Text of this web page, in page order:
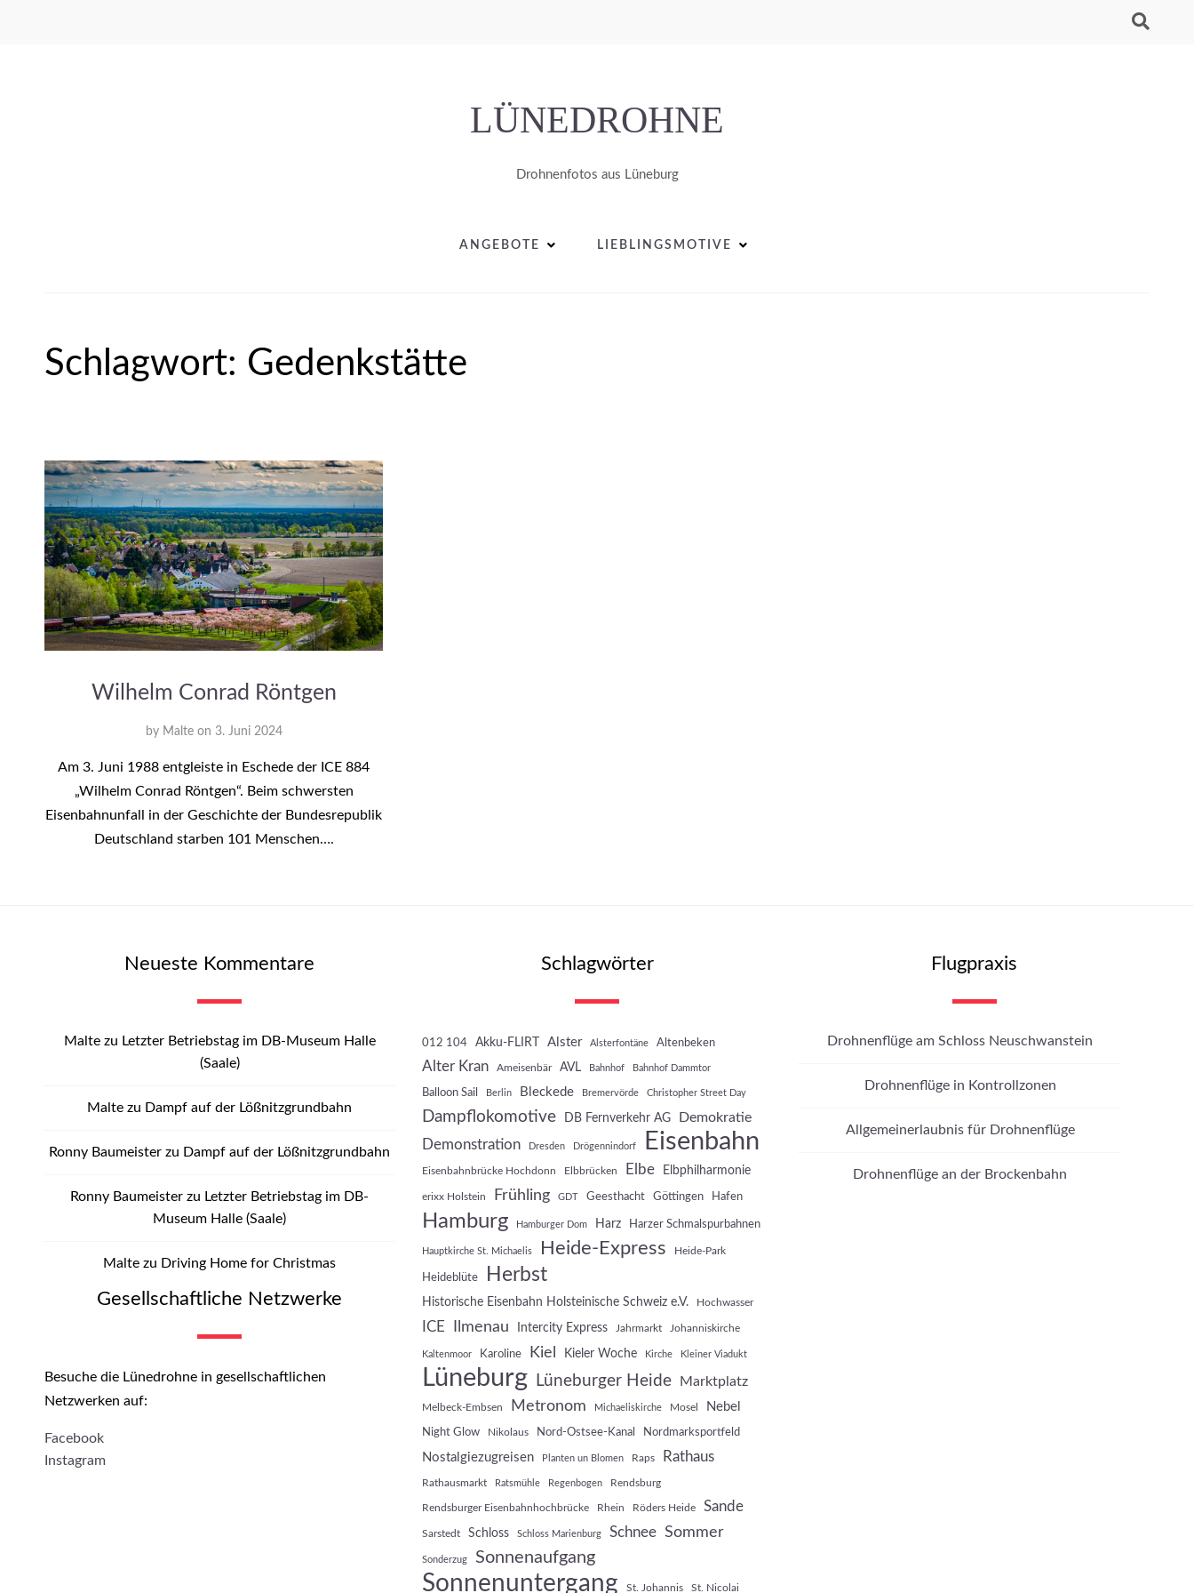
LÜNEDROHNE
Drohnenfotos aus Lüneburg
ANGEBOTE LIEBLINGSMOTIVE
Schlagwort: Gedenkstätte
Wilhelm Conrad Röntgen
by Malte on 3. Juni 2024
Am 3. Juni 1988 entgleiste in Eschede der ICE 884
„Wilhelm Conrad Röntgen“. Beim schwersten
Eisenbahnunfall in der Geschichte der Bundesrepublik
Deutschland starben 101 Menschen….
Neueste Kommentare
Maltezu Letzter Betriebstag im DB-Museum Halle
(Saale)
Malte zu Dampf auf der Lößnitzgrundbahn
Ronny Baumeister zu Dampf auf der Lößnitzgrundbahn
Ronny Baumeister zu Letzter Betriebstag im DB-
Museum Halle (Saale)
Malte zu Driving Home for Christmas
Gesellschaftliche Netzwerke
Besuche die Lünedrohne in gesellschaftlichen
Netzwerken auf:
Facebook
Instagram
Schlagwörter
012 104 Akku-FLIRT Alster Alsterfontäne Altenbeken
Alter Kran Ameisenbär AVL Bahnhof Bahnhof Dammtor
Balloon Sail Berlin Bleckede Bremervörde Christopher Street Day
Dampflokomotive DB Fernverkehr AG Demokratie
Demonstration Dresden Drögennindorf Eisenbahn
Eisenbahnbrücke Hochdonn Elbbrücken Elbe Elbphilharmonie
erixx Holstein Frühling GDT Geesthacht Göttingen Hafen
Hamburg Hamburger Dom Harz Harzer Schmalspurbahnen
Hauptkirche St. Michaelis Heide-Express Heide-Park
Heideblüte Herbst
Historische Eisenbahn Holsteinische Schweiz e.V. Hochwasser
ICE Ilmenau Intercity Express Jahrmarkt Johanniskirche
Kaltenmoor Karoline Kiel Kieler Woche Kirche Kleiner Viadukt
Lüneburg Lüneburger Heide Marktplatz
Melbeck-Embsen Metronom Michaeliskirche Mosel Nebel
Night Glow Nikolaus Nord-Ostsee-Kanal Nordmarksportfeld
Nostalgiezugreisen Planten un Blomen Raps Rathaus
Rathausmarkt Ratsmühle Regenbogen Rendsburg
Rendsburger Eisenbahnhochbrücke Rhein Röders Heide Sande
Sarstedt Schloss Schloss Marienburg Schnee Sommer
Sonderzug Sonnenaufgang
Sonnenuntergang St. Johannis St. Nicolai
Flugpraxis
Drohnenflüge am Schloss Neuschwanstein
Drohnenflüge in Kontrollzonen
Allgemeinerlaubnis für Drohnenflüge
Drohnenflüge an der Brockenbahn